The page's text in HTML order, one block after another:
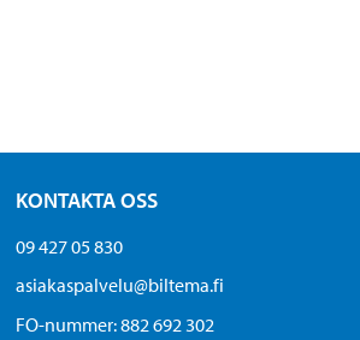
KONTAKTA OSS
09 427 05 830
asiakaspalvelu@biltema.fi
FO-nummer:​ 882 692 302